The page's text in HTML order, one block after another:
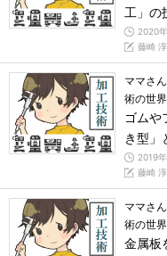
工」の
2020
藤崎
ママさ
術の世
ゴムや
き型」
2019
藤崎
ママさ
術の世
金属板